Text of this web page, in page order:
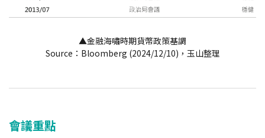
▲金融海嘯時期貨幣政策基調
Source：Bloomberg (2024/12/10)，玉山整理
會議重點